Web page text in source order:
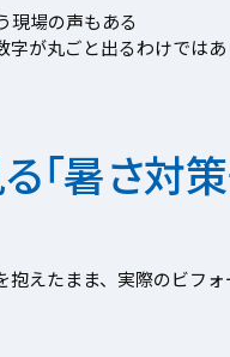
現場の声もある
が丸ごと出るわけでは
「暑さ対
えたまま、実際のビフ